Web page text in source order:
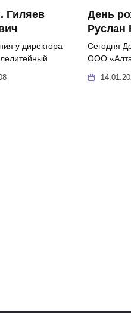
Гиляев
у директора
День
Руслан
Сегодня
ООО